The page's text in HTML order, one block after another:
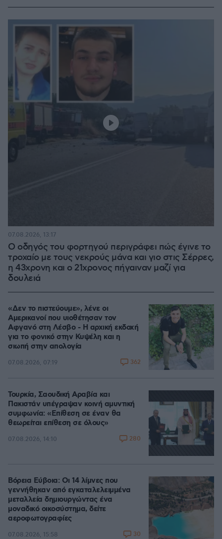
Ο οδηγός του φορτηγού περιγράφει πώς έγινε το
τροχαίο με τους νεκρούς μάνα και γιο στις Σέρρες,
η 43χρονη και ο 21χρονος πήγαιναν μαζί για
δουλειά
07.08.2026, 13:17
«Δεν το πιστεύουμε», λένε οι
Αμερικανοί που υιοθέτησαν τον
Αφγανό στη Λέσβο - Η αρχική εκδοχή
για το φονικό στην Κυψέλη και η
σιωπή στην απολογία
07.08.2026, 07:19 362
Τουρκία, Σαουδική Αραβία και
Πακιστάν υπέγραψαν κοινή αμυντική
συμφωνία: «Επίθεση σε έναν θα
θεωρείται επίθεση σε όλους»
07.08.2026, 14:10 280
Βόρεια Εύβοια: Οι 14 λίμνες που
γεννήθηκαν από εγκαταλελειμμένα
μεταλλεία δημιουργώντας ένα
μοναδικό οικοσύστημα, δείτε
αεροφωτογραφίες
07.08.2026, 15:58 30